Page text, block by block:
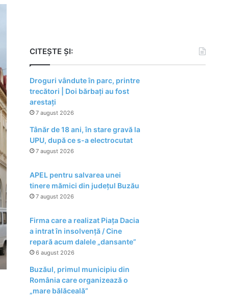
CITEȘTE ȘI:
Droguri vândute în parc, printre
trecători | Doi bărbați au fost
arestați
7 august 2026
Tânăr de 18 ani, în stare gravă la
UPU, după ce s-a electrocutat
7 august 2026
APEL pentru salvarea unei
tinere mămici din județul Buzău
7 august 2026
Firma care a realizat Piața Dacia
a intrat în insolvență / Cine
repară acum dalele „dansante”
6 august 2026
Buzăul, primul municipiu din
România care organizează o
„mare bălăceală”